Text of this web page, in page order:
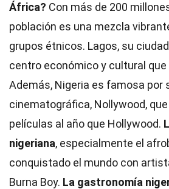
África? Con más de 200
población es una mezcla
grupos étnicos. Lagos, su
centro económico y cultural que
Además, Nigeria es famosa por
cinematográfica, Nollywood,
películas al año que Hollywood.
nigeriana, especialmente el
conquistado el mundo con
Burna Boy. La gastronomía